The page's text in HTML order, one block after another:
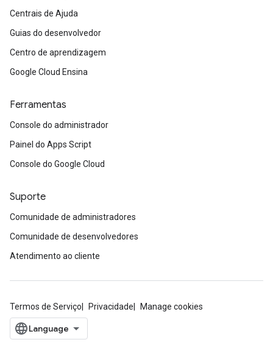
Centrais de Ajuda
Guias do desenvolvedor
Centro de aprendizagem
Google Cloud Ensina
Ferramentas
Console do administrador
Painel do Apps Script
Console do Google Cloud
Suporte
Comunidade de administradores
Comunidade de desenvolvedores
Atendimento ao cliente
Termos de Serviço Privacidade Manage cookies